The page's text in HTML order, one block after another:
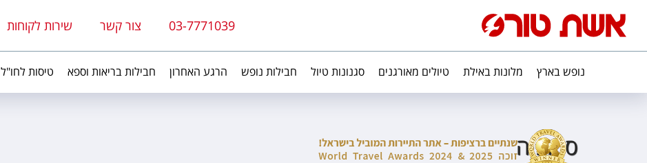
03-7771039 צור קשר שירות לקוחות
נופש בארץ מלונות באילת טיולים מאורגנים סגנונות טיול חבילות נופש הרגע האחרון חבילות בריאות וספא טיסות לחו"ל
סקופיה